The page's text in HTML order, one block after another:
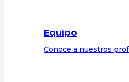
Equipo
Conoce a nuestros